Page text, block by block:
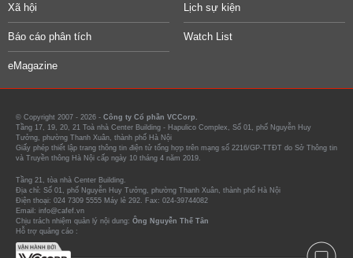
Xã hội Lịch sự kiện
Báo cáo phân tích Watch List
eMagazine
© Copyright 2007 - 2026 - Công ty Cổ phần VCCorp.
Tầng 17, 19, 20, 21 Toà nhà Center Building - Hapulico Complex, Số 01, phố Nguyễn Huy
Tưởng, phường Thanh Xuân, thành phố Hà Nội
Giấy phép thiết lập trang thông tin điện tử tổng hợp trên mạng số 2216/GP-TTĐT do Sở Thông tin
và Truyền thông Hà Nội cấp ngày 10 tháng 4 năm 2019.
Tầng 21, tòa nhà Center Building.
Địa chỉ: Số 01, phố Nguyễn Huy Tưởng, phường Thanh Xuân, thành phố Hà Nội
Điện thoại: 024 7309 5555 Máy lẻ 292. Fax: 024-39744082
Email: info@cafef.vn
Chịu trách nhiệm quản lý nội dung: Ông Nguyễn Thế Tân
Hỗ trợ quảng cáo :